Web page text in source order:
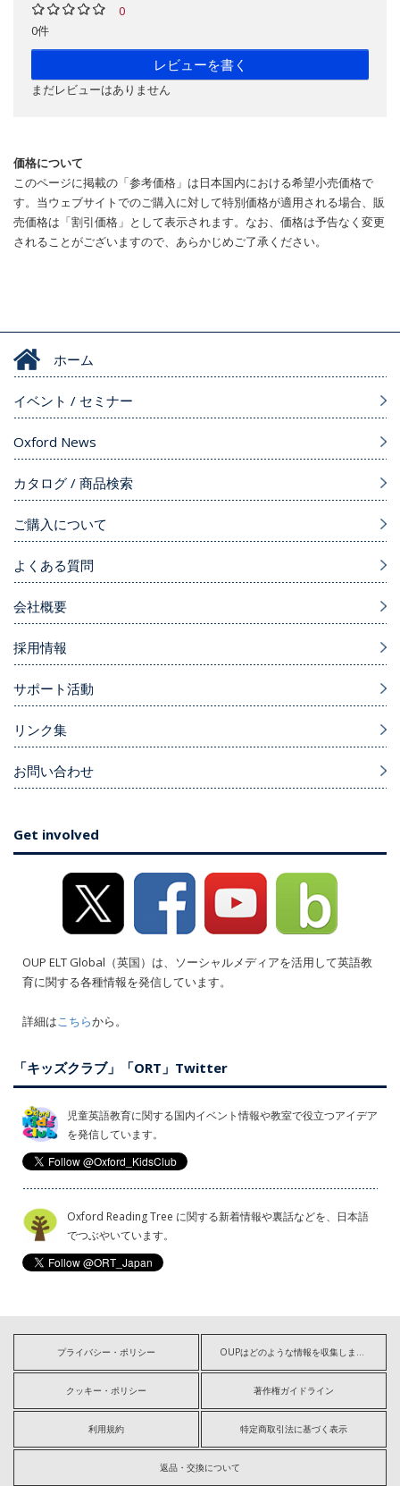
0
0件
レビューを書く
まだレビューはありません
価格について
このページに掲載の「参考価格」は日本国内における希望小売価格で
す。当ウェブサイトでのご購入に対して特別価格が適用される場合、販
売価格は「割引価格」として表示されます。なお、価格は予告なく変更
されることがございますので、あらかじめご了承ください。
ホーム
イベント / セミナー
Oxford News
カタログ / 商品検索
ご購入について
よくある質問
会社概要
採用情報
サポート活動
リンク集
お問い合わせ
Get involved
OUP ELT Global（英国）は、ソーシャルメディアを活用して英語教
育に関する各種情報を発信しています。
詳細はこちらから。
「キッズクラブ」「ORT」Twitter
児童英語教育に関する国内イベント情報や教室で役立つアイデア
を発信しています。
Oxford Reading Tree に関する新着情報や裏話などを、日本語
でつぶやいています。
プライバシー・ポリシー OUPはどのような情報を収集しますか?
クッキー・ポリシー 著作権ガイドライン
利用規約 特定商取引法に基づく表示
返品・交換について